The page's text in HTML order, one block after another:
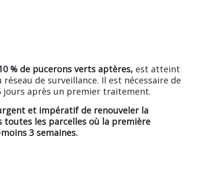
% de pucerons verts aptères, est atteint
de surveillance. Il est nécessaire de
jours après un premier traitement.
et impératif de renouveler la
les parcelles où la première
3 semaines.